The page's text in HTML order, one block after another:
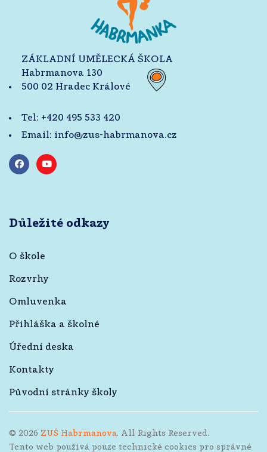
ZÁKLADNÍ UMĚLECKÁ ŠKOLA
Habrmanova 130
500 02 Hradec Králové
Tel: +420 495 533 420
Email: info@zus-habrmanova.cz
Důležité odkazy
O škole
Rozvrhy
Omluvenka
Přihláška a školné
Úřední deska
Kontakty
Původní stránky školy
© 2026 ZUŠ Habrmanova. All Rights Reserved.
Tento web používá pouze technické cookies pro správné